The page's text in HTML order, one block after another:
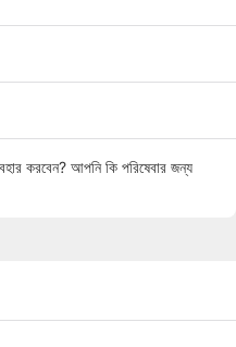
করবেন? আপনি কি পরিষেবার জন্য